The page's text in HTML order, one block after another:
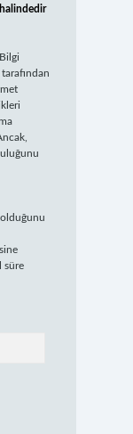
olduğunu
süre